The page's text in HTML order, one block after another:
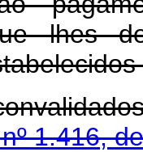
lhes
1.416,